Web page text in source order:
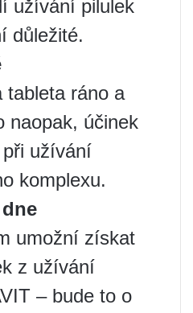
užívání pilulek
důležité.
tableta ráno a
naopak, účinek
užívání
komplexu.
umožní získat
z užívání
– bude to o